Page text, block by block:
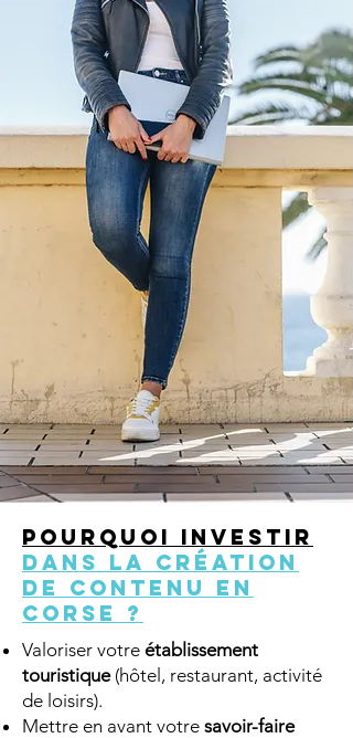
Pourquoi investir
dans la création
de contenu en
Corse ?
Valoriser votre établissement
touristique (hôtel, restaurant, activité
de loisirs).
Mettre en avant votre savoir-faire